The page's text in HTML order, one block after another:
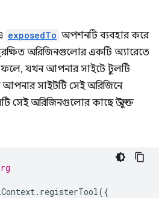
exposedTo অপশনটি ব্যবহার করে
অরিজিনগুলোর একটি অ্যারেতে
ফলে, যখন আপনার সাইটে টুলটি
সাইটটি সেই অরিজিনে
সেই অরিজিনগুলোর কাছে উন্মুক্ত
. registerTool({